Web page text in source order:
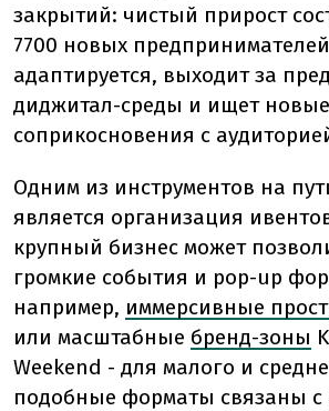
закрытий: чистый прирост
7700 новых
адаптируется, выходит за
диджитал-среды и ищет
соприкосновения с
Одним из инструментов на
является организация
крупный бизнес может
громкие события и pop-up
например, иммерсивные
или масштабные бренд-зоны
Weekend - для малого и
подобные форматы связаны с